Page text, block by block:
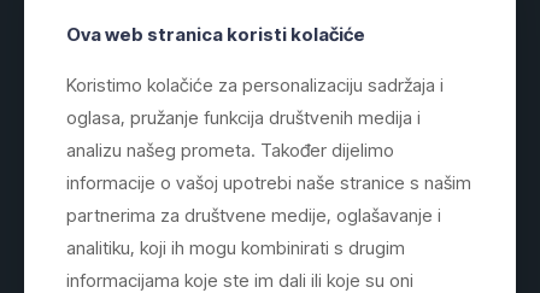
Vršimo profesionalnu montažu i servis
klima uređaja na području Žepča, Zenice,
Maglaja i okolnih mjesta.
Ova web stranica koristi kolačiće
Koristimo kolačiće za personalizaciju sadržaja i
oglasa, pružanje funkcija društvenih medija i
analizu našeg prometa. Također dijelimo
informacije o vašoj upotrebi naše stranice s našim
partnerima za društvene medije, oglašavanje i
analitiku, koji ih mogu kombinirati s drugim
informacijama koje ste im dali ili koje su oni